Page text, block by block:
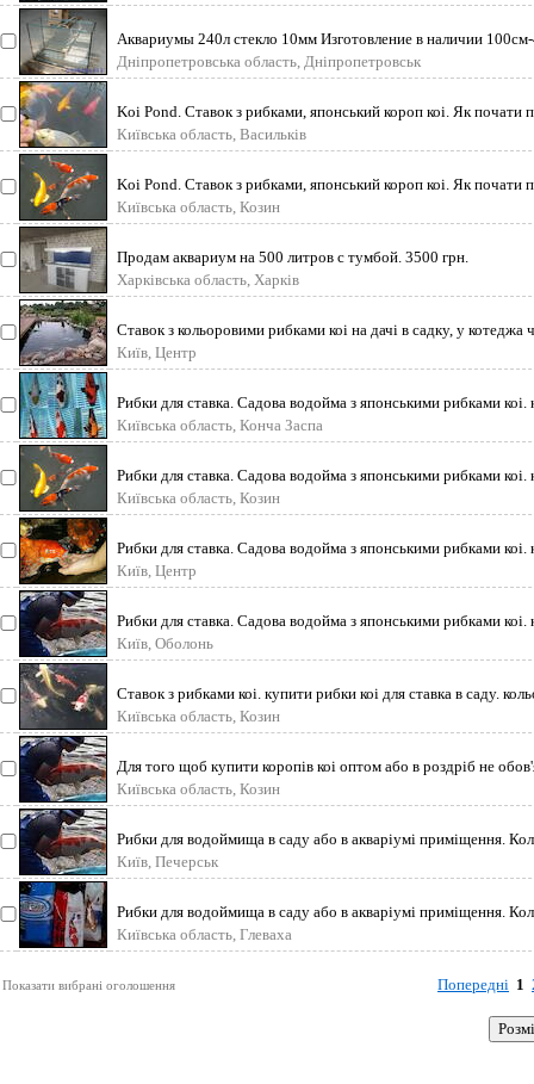
Аквариумы 240л стекло 10мм Изготовление в наличии
Дніпропетровська область, Дніпропетровськ
Koi Pond. Ставок з рибками, японський короп коі. Як почати
Київська область, Васильків
Koi Pond. Ставок з рибками, японський короп коі. Як почати
Київська область, Козин
Продам аквариум на 500 литров с тумбой. 3500 грн.
Харківська область, Харків
Ставок з кольоровими рибками коі на дачі в садку, у котеджа
Київ, Центр
Рибки для ставка. Садова водойма з японськими рибками коі.
Київська область, Конча Заспа
Рибки для ставка. Садова водойма з японськими рибками коі.
Київська область, Козин
Рибки для ставка. Садова водойма з японськими рибками коі.
Київ, Центр
Рибки для ставка. Садова водойма з японськими рибками коі.
Київ, Оболонь
Ставок з рибками коі. купити рибки коі для ставка в саду.
Київська область, Козин
Для того щоб купити коропів коі оптом або в роздріб не
Київська область, Козин
Рибки для водоймища в саду або в акваріумі приміщення.
Київ, Печерськ
Рибки для водоймища в саду або в акваріумі приміщення.
Київська область, Глеваха
Показати вибрані оголошення Попередні 1